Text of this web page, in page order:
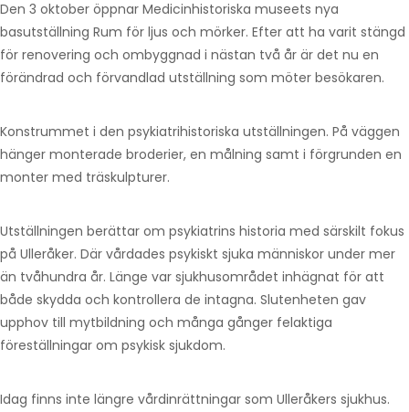
Den 3 oktober öppnar Medicinhistoriska museets nya
basutställning Rum för ljus och mörker. Efter att ha varit stängd
för renovering och ombyggnad i nästan två år är det nu en
förändrad och förvandlad utställning som möter besökaren.
Konstrummet i den psykiatrihistoriska utställningen. På väggen
hänger monterade broderier, en målning samt i förgrunden en
monter med träskulpturer.
Utställningen berättar om psykiatrins historia med särskilt fokus
på Ulleråker. Där vårdades psykiskt sjuka människor under mer
än tvåhundra år. Länge var sjukhusområdet inhägnat för att
både skydda och kontrollera de intagna. Slutenheten gav
upphov till mytbildning och många gånger felaktiga
föreställningar om psykisk sjukdom.
Idag finns inte längre vårdinrättningar som Ulleråkers sjukhus.